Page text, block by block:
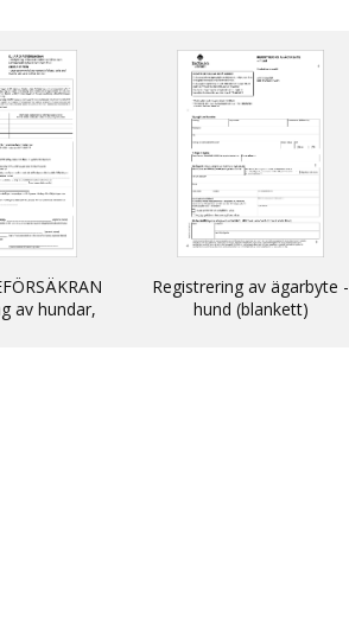
av hundar,
Registrering av ägarbyte -
hund (blankett)